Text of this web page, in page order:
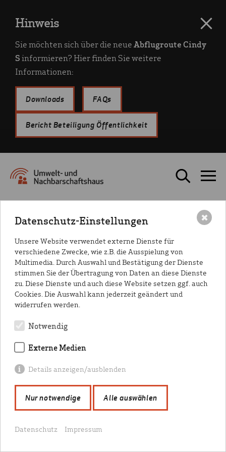
Hinweis
Sie möchten sich über die neueAbflugroute Cindy
Sinformieren? Hier finden Sie weitere
Informationen:
Downloads FAQs
Bericht Beteiligung Öffentlichkeit
Lärmmessstellen des UNH
Eine zentrale Aufgabe des Umwelt- und
Nachbarschaftshauses ist es, unabhängige
Fluglärmmessungen durchzuführen und die
machen. Zu diesem Zweck betreibt das
derzeit zwölf Messstationen.
+
Datenschutz-Einstellungen
Unsere Website verwendet externe Dienste für
verschiedene Zwecke, wie z.B. die Ausspielung von
Multimedia. Durch Auswahl und Bestätigung der Dienste
stimmen Sie der Übertragung von Daten an diese Dienste
zu. Diese Dienste und auch diese Website setzen ggf. auch
Cookies. Die Auswahl kann jederzeit geändert und
widerrufen werden.
Notwendig
Externe Medien
Details anzeigen/ausblenden
Nur notwendige Alle auswählen
Datenschutz Impressum
✖